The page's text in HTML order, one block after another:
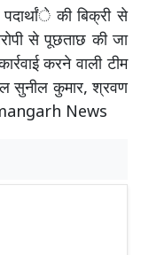
की बिक्री से
से पूछताछ की जा
करने वाली टीम
सुनील कुमार, श्रवण
News